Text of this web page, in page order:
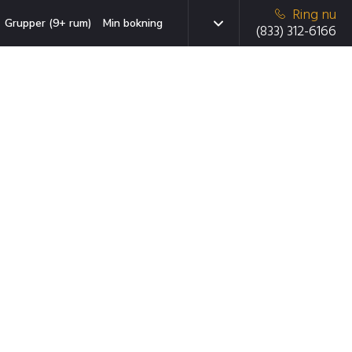
Grupper (9+ rum) Min bokning
Ring nu
(833) 312-6166